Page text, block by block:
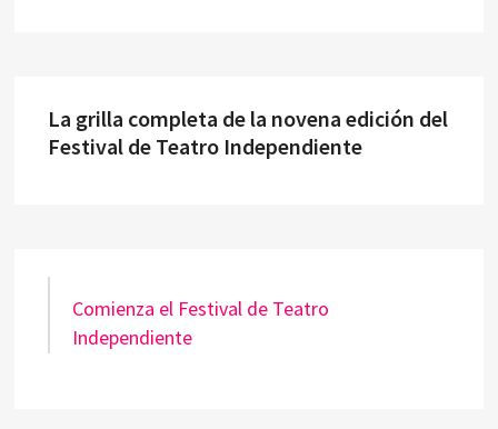
La grilla completa de la novena edición del
Festival de Teatro Independiente
Comienza el Festival de Teatro
Independiente